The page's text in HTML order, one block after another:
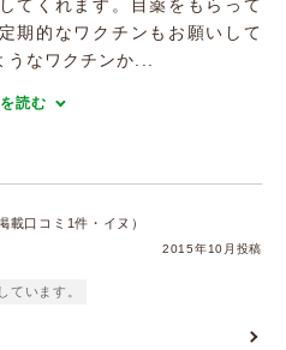
てくれます。目薬をもらって
期的なワクチンもお願いして
なワクチンか...
読む
載口コミ1件・イヌ）
2015年10月投稿
ています。